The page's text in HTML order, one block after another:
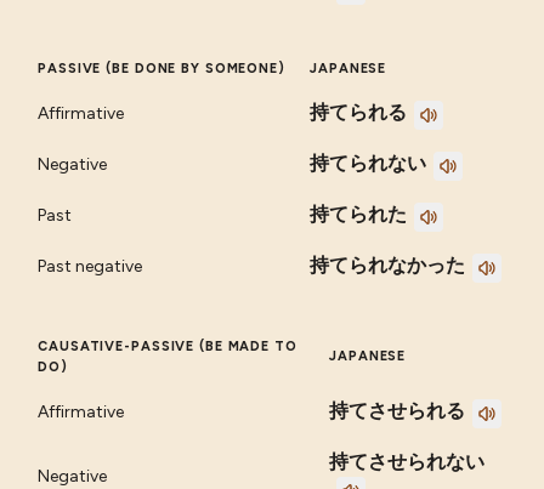
PASSIVE (BE DONE BY SOMEONE) JAPANESE
Affirmative 持てられる
Negative 持てられない
Past 持てられた
Past negative 持てられなかった
CAUSATIVE-PASSIVE (BE MADE TO
DO)
JAPANESE
Affirmative 持てさせられる
Negative
持てさせられない